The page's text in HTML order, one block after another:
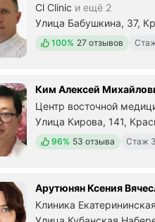
Cl Clinic и ещё 2
Улица Бабушкина, 37,
Положительных отзывов
100% 27 отзывов
Ким Алексей
Центр восточной
Улица Кирова, 141,
Положительных отзывов
96% 53 отзыва Стаж
Арутюнян Ксения
Клиника Екатерининская